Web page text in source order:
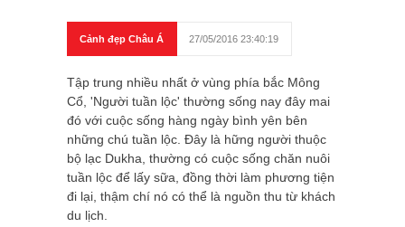
Cảnh đẹp Châu Á 27/05/2016 23:40:19
Tập trung nhiều nhất ở vùng phía bắc Mông
Cổ, 'Người tuần lộc' thường sống nay đây mai
đó với cuộc sống hàng ngày bình yên bên
những chú tuần lộc. Đây là hững người thuộc
bộ lạc Dukha, thường có cuộc sống chăn nuôi
tuần lộc để lấy sữa, đồng thời làm phương tiện
đi lại, thậm chí nó có thể là nguồn thu từ khách
du lịch.